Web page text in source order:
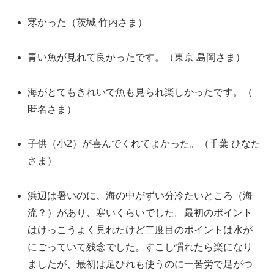
寒かった（茨城 竹内さま）
青い魚が見れて良かったです。（東京 島岡さま）
海がとてもきれいで魚も見られ楽しかったです。（
匿名さま）
子供（小2）が喜んでくれてよかった。（千葉 ひなた
さま）
浜辺は暑いのに、海の中がずい分冷たいところ（海
流？）があり、寒いくらいでした。最初のポイント
はけっこうよく見れたけど二度目のポイントは水が
にごっていて残念でした。すこし慣れたら楽になり
ましたが、最初は足ひれも使うのに一苦労で足がつ